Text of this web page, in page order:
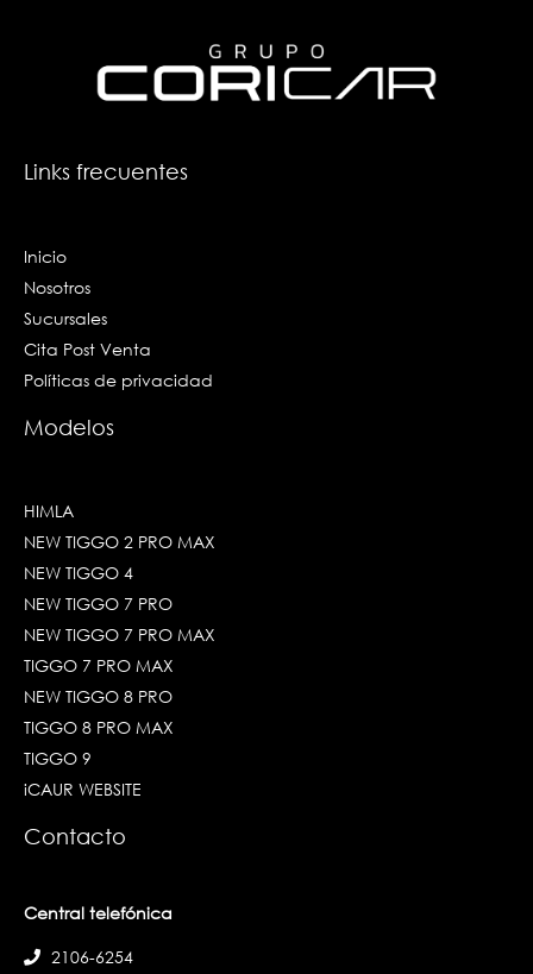
o
-
g
r
a
m
d
i
-
b
e
Links frecuentes
Inicio
Nosotros
Sucursales
Cita Post Venta
Políticas de privacidad
Modelos
HIMLA
NEW TIGGO 2 PRO MAX
NEW TIGGO 4
NEW TIGGO 7 PRO
NEW TIGGO 7 PRO MAX
TIGGO 7 PRO MAX
NEW TIGGO 8 PRO
TIGGO 8 PRO MAX
TIGGO 9
iCAUR WEBSITE
Contacto
Central telefónica
2106-6254